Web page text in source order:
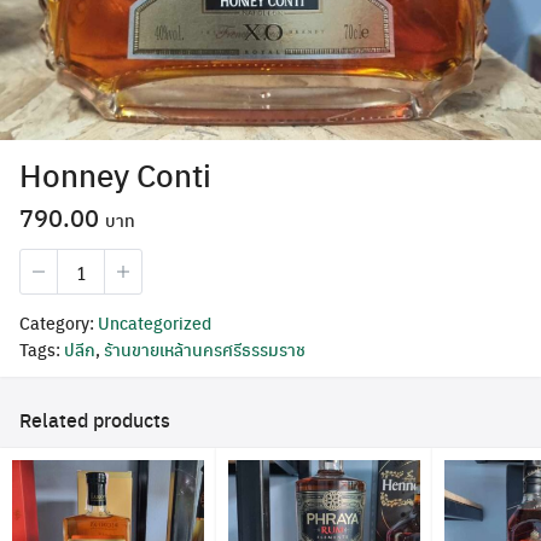
Search
Honney Conti
790.00
Conti
quantity
Category: Uncategorized
Tags: ปลีก, ร้านขายเหล้านครศรีธรรมราช
Related products